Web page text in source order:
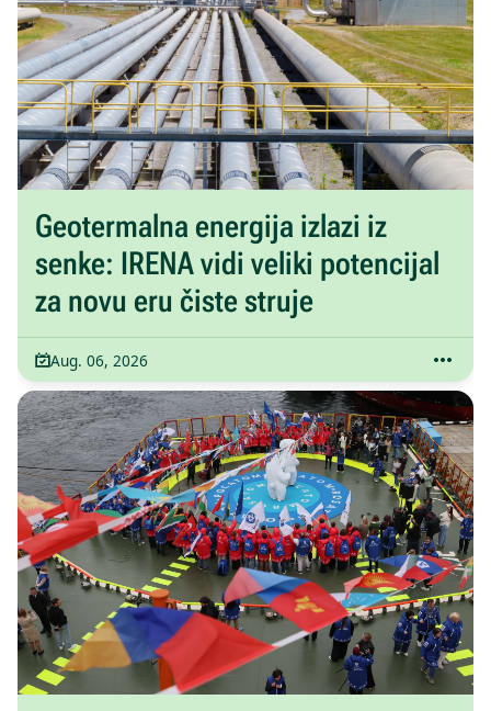
Geotermalna energija izlazi iz
senke: IRENA vidi veliki potencijal
za novu eru čiste struje
Aug. 06, 2026